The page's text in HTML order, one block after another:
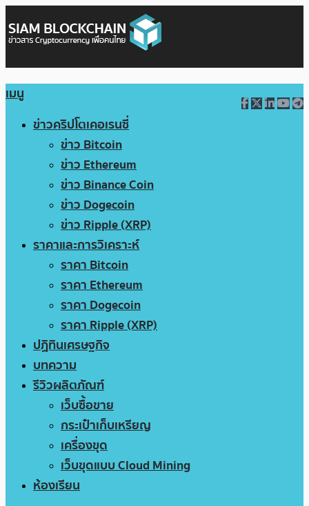
เมนู
ข่าวคริปโตเคอเรนซี่
ข่าว Bitcoin
ข่าว Ethereum
ข่าว Binance Coin
ข่าว Dogecoin
ข่าว Ripple (XRP)
ราคาและการวิเคราะห์
ราคา Bitcoin
ราคา Ethereum
ราคา Dogecoin
ราคา Ripple (XRP)
ปฏิทินเศรษฐกิจ
บทความ
รีวิวผลิตภัณฑ์
เว็บซื้อขาย
กระเป๋าเก็บเหรียญ
เครื่องขุด
เว็บขุดแบบ Cloud Mining
ห้องเรียน